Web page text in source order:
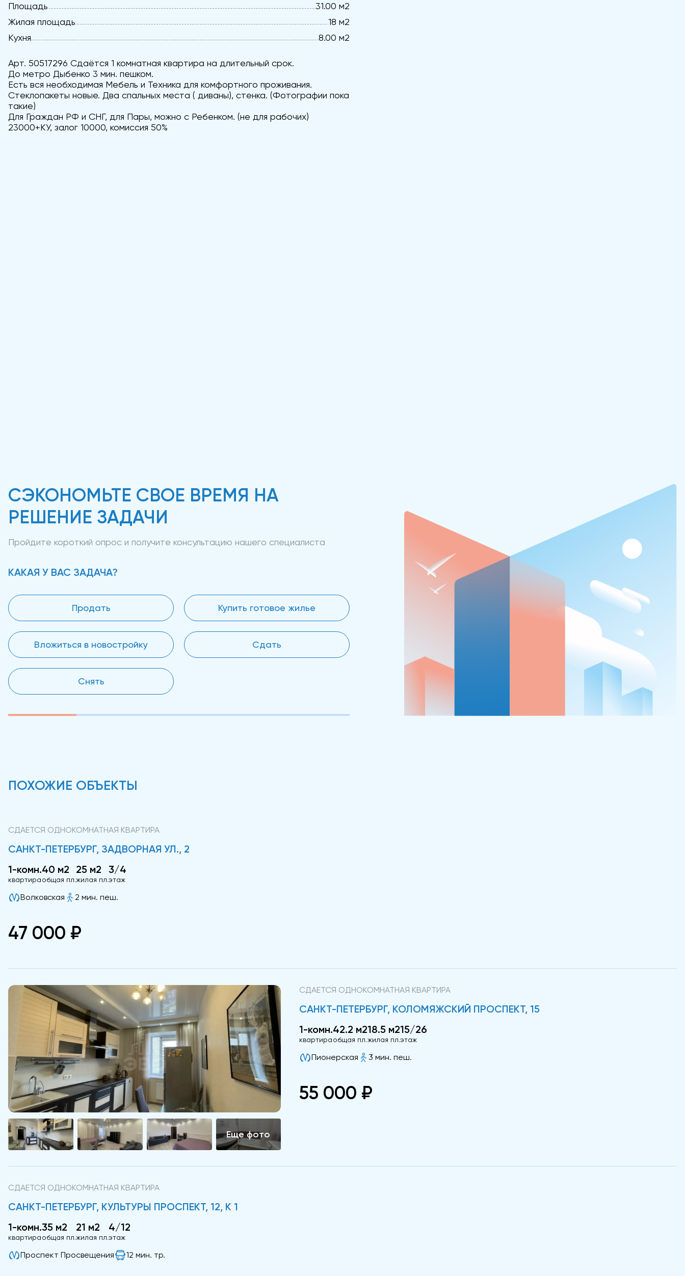
Площадь
31.00 м2
Жилая площадь
18 м2
Кухня
8.00 м2
Арт. 50517296 Сдаётся 1 комнатная квартира на длительный срок.
До метро Дыбенко 3 мин. пешком.
Есть вся необходимая Мебель и Техника для комфортного проживания.
Стеклопакеты новые. Два спальных места ( диваны), стенка. (Фотографии пока
такие)
Для Граждан РФ и СНГ, для Пары, можно с Ребенком. (не для рабочих)
23000+КУ, залог 10000, комиссия 50%
СЭКОНОМЬТЕ СВОЕ ВРЕМЯ НА
РЕШЕНИЕ ЗАДАЧИ
Пройдите короткий опрос и получите консультацию нашего специалиста
КАКАЯ У ВАС ЗАДАЧА?
Продать Купить готовое жилье
Вложиться в новостройку Сдать
Снять
ПОХОЖИЕ ОБЪЕКТЫ
СДАЕТСЯ ОДНОКОМНАТНАЯ КВАРТИРА
САНКТ-ПЕТЕРБУРГ, ЗАДВОРНАЯ УЛ., 2
1-комн.
квартира
40 м2
общая пл.
25 м2
жилая пл.
3/4
этаж
Волковская 2 мин. пеш.
47 000 ₽
СДАЕТСЯ ОДНОКОМНАТНАЯ КВАРТИРА
САНКТ-ПЕТЕРБУРГ, КОЛОМЯЖСКИЙ ПРОСПЕКТ, 15
1-комн.
квартира
42.2 м2
общая пл.
18.5 м2
жилая пл.
15/26
этаж
Пионерская 3 мин. пеш.
55 000 ₽
СДАЕТСЯ ОДНОКОМНАТНАЯ КВАРТИРА
САНКТ-ПЕТЕРБУРГ, КУЛЬТУРЫ ПРОСПЕКТ, 12, К 1
1-комн.
квартира
35 м2
общая пл.
21 м2
жилая пл.
4/12
этаж
Проспект Просвещения 12 мин. тр.